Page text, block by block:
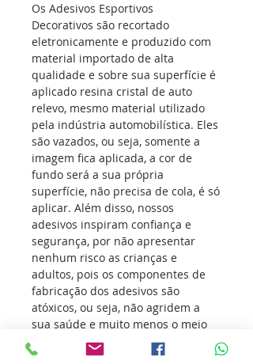
Os Adesivos Esportivos
Decorativos são recortado
eletronicamente e produzido com
material importado de alta
qualidade e sobre sua superfície é
aplicado resina cristal de auto
relevo, mesmo material utilizado
pela indústria automobilística. Eles
são vazados, ou seja, somente a
imagem fica aplicada, a cor de
fundo será a sua própria
superfície, não precisa de cola, é só
aplicar. Além disso, nossos
adesivos inspiram confiança e
segurança, por não apresentar
nenhum risco as crianças e
adultos, pois os componentes de
fabricação dos adesivos são
atóxicos, ou seja, não agridem a
sua saúde e muito menos o meio